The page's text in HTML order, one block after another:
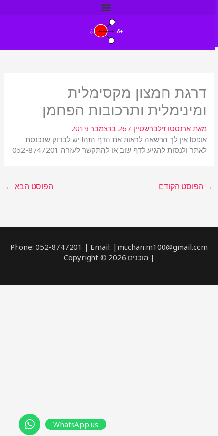
דרגת חמצון מקסימלית
ומינימלית ותרכובות הפחמן
מאת ארנסטו זילברשטיין / 26 בדצמבר 2019
אופס! אין לך הרשאה לראות את הדף הזה! יש לבדוק שנכנסת
לאתר ולנסות להגיע לדף שוב או להתקשר לעזרה 052-8747201
→ הפוסט הקודם הפוסט הבא ←
Phone: 052-8747201 | Email: |muchanim100@gmail.com
| מוכנים Copyright © 2026
WhatsApp us